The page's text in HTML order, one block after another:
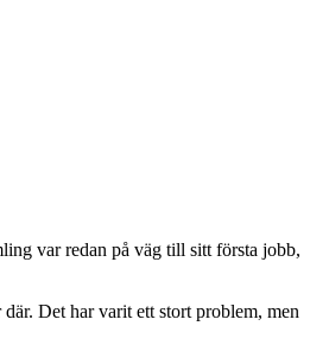
var redan på väg till sitt första jobb,
Det har varit ett stort problem, men